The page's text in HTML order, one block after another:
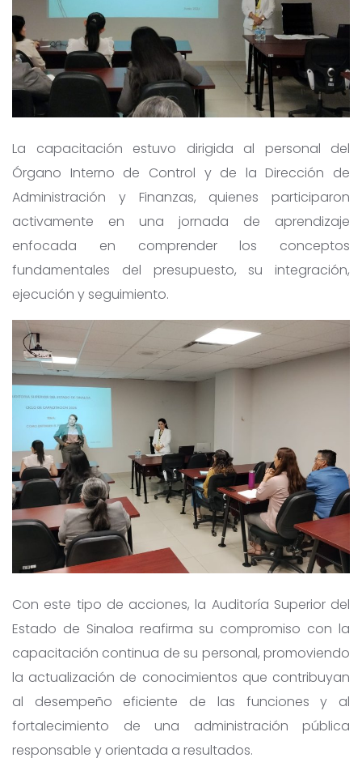
La capacitación estuvo dirigida al personal del
Órgano Interno de Control y de la Dirección de
Administración y Finanzas, quienes participaron
activamente en una jornada de aprendizaje
enfocada en comprender los conceptos
fundamentales del presupuesto, su integración,
ejecución y seguimiento.
Con este tipo de acciones, la Auditoría Superior del
Estado de Sinaloa reafirma su compromiso con la
capacitación continua de su personal, promoviendo
la actualización de conocimientos que contribuyan
al desempeño eficiente de las funciones y al
fortalecimiento de una administración pública
responsable y orientada a resultados.